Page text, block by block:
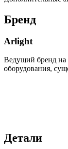
Бренд
Arlight
Ведущий бренд на
оборудования,
Детали